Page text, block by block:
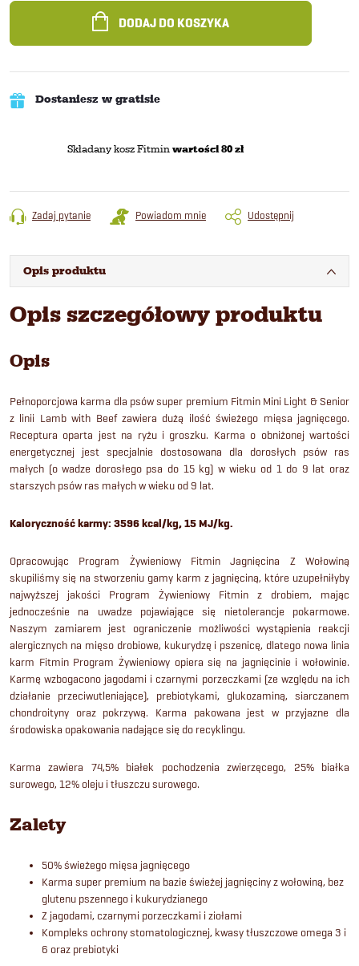
jednostkowa:
DODAJ DO KOSZYKA
Dostaniesz w gratisie
Składany kosz Fitmin wartości 80 zł
Zadaj pytanie Powiadom mnie Udostępnij
Opis produktu
Opis szczegółowy produktu
Opis
Pełnoporcjowa karma dla psów super premium Fitmin Mini Light & Senior
z linii Lamb with Beef zawiera dużą ilość świeżego mięsa jagnięcego.
Receptura oparta jest na ryżu i groszku. Karma o obniżonej wartości
energetycznej jest specjalnie dostosowana dla dorosłych psów ras
małych (o wadze dorosłego psa do 15 kg) w wieku od 1 do 9 lat oraz
starszych psów ras małych w wieku od 9 lat.
Kaloryczność karmy: 3596 kcal/kg, 15 MJ/kg.
Opracowując Program Żywieniowy Fitmin Jagnięcina Z Wołowiną
skupiliśmy się na stworzeniu gamy karm z jagnięciną, które uzupełniłyby
najwyższej jakości Program Żywieniowy Fitmin z drobiem, mając
jednocześnie na uwadze pojawiające się nietolerancje pokarmowe.
Naszym zamiarem jest ograniczenie możliwości wystąpienia reakcji
alergicznych na mięso drobiowe, kukurydzę i pszenicę, dlatego nowa linia
karm Fitmin Program Żywieniowy opiera się na jagnięcinie i wołowinie.
Karmę wzbogacono jagodami i czarnymi porzeczkami (ze względu na ich
działanie przeciwutleniające), prebiotykami, glukozaminą, siarczanem
chondroityny oraz pokrzywą. Karma pakowana jest w przyjazne dla
środowiska opakowania nadające się do recyklingu.
Karma zawiera 74,5% białek pochodzenia zwierzęcego, 25% białka
surowego, 12% oleju i tłuszczu surowego.
Zalety
50% świeżego mięsa jagnięcego
Karma super premium na bazie świeżej jagnięciny z wołowiną, bez
glutenu pszennego i kukurydzianego
Z jagodami, czarnymi porzeczkami i ziołami
Kompleks ochrony stomatologicznej, kwasy tłuszczowe omega 3 i
6 oraz prebiotyki